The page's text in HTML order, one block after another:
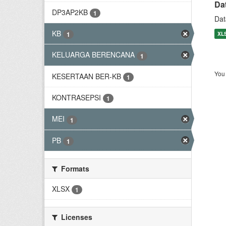
DP3AP2KB 1
KB 1
KELUARGA BERENCANA 1
KESERTAAN BER-KB 1
KONTRASEPSI 1
MEI 1
PB 1
Formats
XLSX
1
Licenses